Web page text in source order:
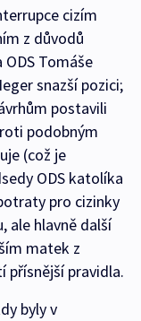
cizím
z důvodů
Tomáše
snazší pozici;
postavili
podobným
(což je
ODS katolíka
pro cizinky
ale hlavně další
matek z
přísnější pravidla.
byly v